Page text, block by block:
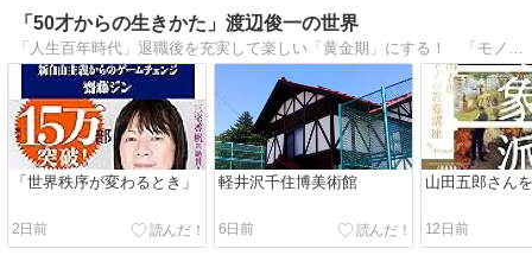
「50才からの生きかた」渡辺俊一の世界
「世界秩序が変わるとき」
2日前
軽井沢千住博美術館
6日前
山田五郎さん
12日前